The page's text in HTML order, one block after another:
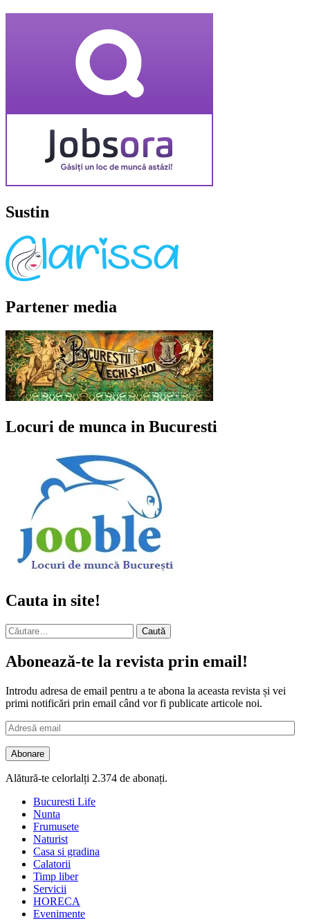
Sustin
Partener media
Locuri de munca in Bucuresti
Cauta in site!
Caută
după:
Abonează-te la revista prin email!
Introdu adresa de email pentru a te abona la aceasta revista și vei
primi notificări prin email când vor fi publicate articole noi.
Adresă
email
Abonare
Alătură-te celorlalți 2.374 de abonați.
Bucuresti Life
Nunta
Frumusete
Naturist
Casa si gradina
Calatorii
Timp liber
Servicii
HORECA
Evenimente